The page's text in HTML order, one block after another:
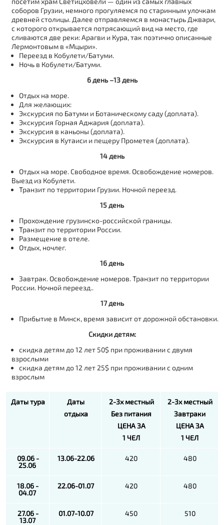
соборов Грузии, немного прогуляемся по старинным улочкам
древней столицы. Далее отправляемся в монастырь Джвари,
с которого открывается потрясающий вид на место, где
сливаются две реки: Арагви и Кура, так поэтично описанные
Лермонтовым в «Мцыри».
Переезд в Кобулети/Батуми.
Ночь в Кобулети/Батуми.
6 день –13 день
Отдых на море.
Для желающих:
Экскурсия по Батуми и Ботаническому саду (доплата).
Экскурсия Горная Аджария (доплата).
Экскурсия в каньоны (доплата).
Экскурсия в Кутаиси и пещеру Прометея (доплата).
14 день
Отдых на море. Свободное время. Освобождение номеров.
Выезд из Кобулети.
Транзит по территории Грузии. Ночной переезд.
15 день
Прохождение грузинско-российской границы.
Транзит по территории России.
Размещение в отеле.
Отдых, ночлег.
16 день
Завтрак. Освобождение номеров. Транзит по территории
России. Ночной переезд..
17 день
Прибытие в Минск, время зависит от дорожной обстановки.
Скидки детям:
скидка детям до 12 лет 50$ при проживании с двумя
взрослыми
скидка детям до 12 лет 25$ при проживании с одним
взрослым
Даты тура
Даты
отдыха
2-3х местный
Без питания
ЦЕНА ЗА
1 ЧЕЛ
2-3х местный
Завтраки
ЦЕНА ЗА
1 ЧЕЛ
09.06 -
25.06
13.06-22.06 420 480
18.06 -
04.07
22.06-01.07 420 480
27.06 -
13.07
01.07-10.07 450 510